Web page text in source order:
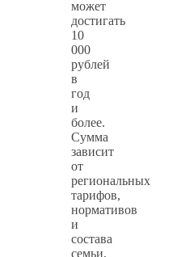
может
достигать
10
000
рублей
в
год
и
более.
Сумма
зависит
от
региональных
тарифов,
нормативов
и
состава
семьи,